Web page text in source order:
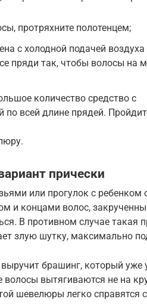
протряхните полотенцем;
с холодной подачей воздуха
пряди так, чтобы волосы на
количество средство с
по всей длине прядей.
прически
или прогулок с ребенком
и концами волос,
В противном случае
злую шутку, максимально
брашинг, который
волосы вытягиваются не на
шевелюры легко справятся